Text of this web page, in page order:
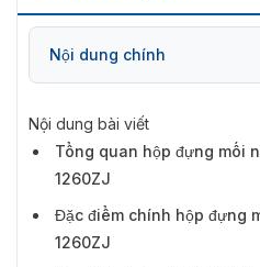
Nội dung chính
Nội dung bài viết
Tổng quan hộp đựng mối
1260ZJ
Đặc điểm chính hộp đựng
1260ZJ